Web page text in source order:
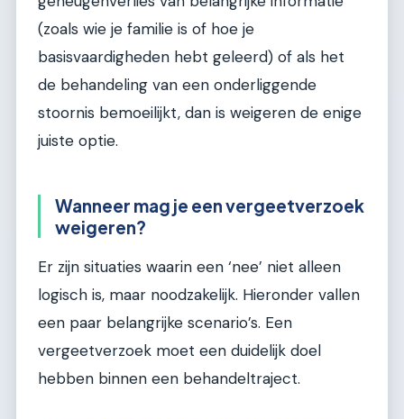
(zoals wie je familie is of hoe je
basisvaardigheden hebt geleerd) of als het
de behandeling van een onderliggende
stoornis bemoeilijkt, dan is weigeren de enige
juiste optie.
Wanneer mag je een vergeetverzoek
weigeren?
Er zijn situaties waarin een ‘nee’ niet alleen
logisch is, maar noodzakelijk. Hieronder vallen
een paar belangrijke scenario’s. Een
vergeetverzoek moet een duidelijk doel
hebben binnen een behandeltraject.